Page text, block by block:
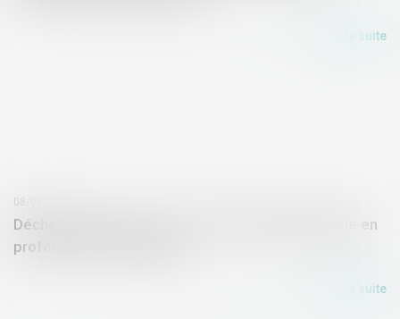
Lire la suite
Déchets radioactifs : vers un stockage géologique en
profondeur | Vie publique
08/07/2026
Lire la suite